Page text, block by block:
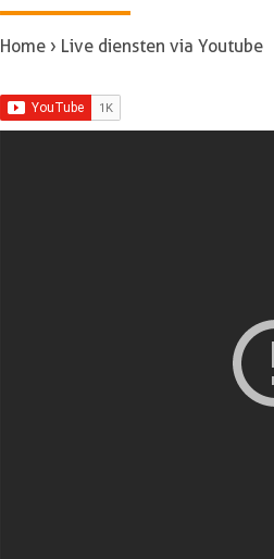
Home› Live diensten via Youtube